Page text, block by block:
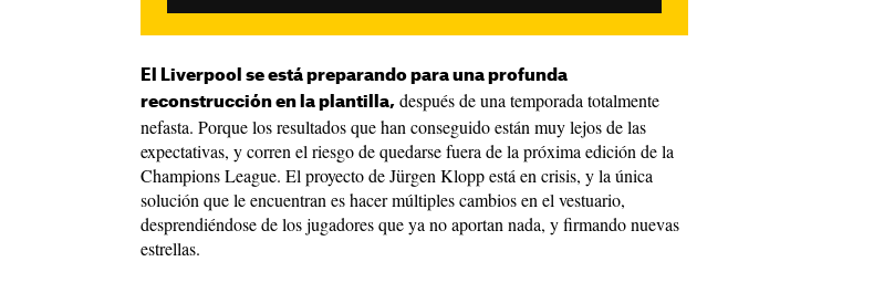
El Liverpool se está preparando para una profunda
reconstrucción en la plantilla, después de una temporada totalmente
nefasta. Porque los resultados que han conseguido están muy lejos de las
expectativas, y corren el riesgo de quedarse fuera de la próxima edición de la
Champions League. El proyecto de Jürgen Klopp está en crisis, y la única
solución que le encuentran es hacer múltiples cambios en el vestuario,
desprendiéndose de los jugadores que ya no aportan nada, y firmando nuevas
estrellas.